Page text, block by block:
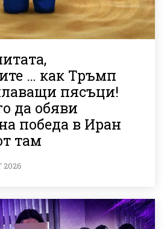
… как Тръмп
пясъци!
да обяви
победа в Иран
там